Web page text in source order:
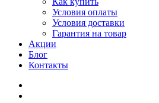
Условия оплаты
Условия доставки
Гарантия на товар
Акции
Блог
Контакты